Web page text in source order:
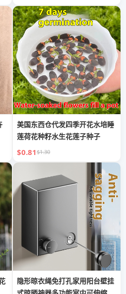
美国东西仓代发四季开花水培睡
莲荷花种籽水生花莲子种子
$0.81$1.30
隐形晾衣绳免打孔家用阳台壁挂